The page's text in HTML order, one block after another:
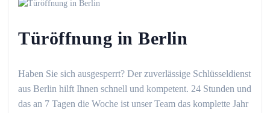
Türöffnung in Berlin
Haben Sie sich ausgesperrt? Der zuverlässige Schlüsseldienst
aus Berlin hilft Ihnen schnell und kompetent. 24 Stunden und
das an 7 Tagen die Woche ist unser Team das komplette Jahr